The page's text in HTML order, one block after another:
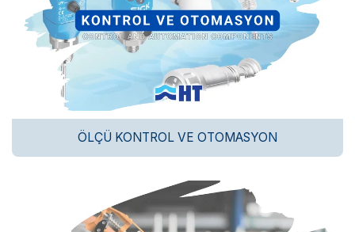
ÖLÇÜ KONTROL VE OTOMASYON